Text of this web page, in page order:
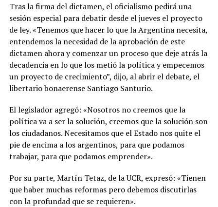
Tras la firma del dictamen, el oficialismo pedirá una
sesión especial para debatir desde el jueves el proyecto
de ley. «Tenemos que hacer lo que la Argentina necesita,
entendemos la necesidad de la aprobación de este
dictamen ahora y comenzar un proceso que deje atrás la
decadencia en lo que los metió la política y empecemos
un proyecto de crecimiento”, dijo, al abrir el debate, el
libertario bonaerense Santiago Santurio.
El legislador agregó: «Nosotros no creemos que la
política va a ser la solución, creemos que la solución son
los ciudadanos. Necesitamos que el Estado nos quite el
pie de encima a los argentinos, para que podamos
trabajar, para que podamos emprender».
Por su parte, Martín Tetaz, de la UCR, expresó: «Tienen
que haber muchas reformas pero debemos discutirlas
con la profundad que se requieren».